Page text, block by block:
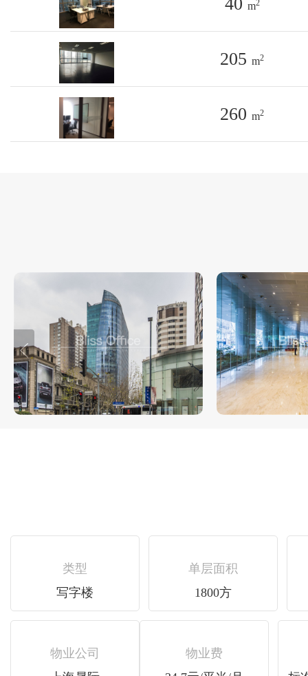
40 m2
205 m2
260 m2
类型
写字楼
单层面积
1800方
物业公司
物业费